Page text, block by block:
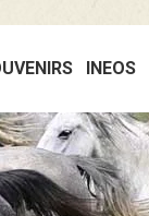
INEOS